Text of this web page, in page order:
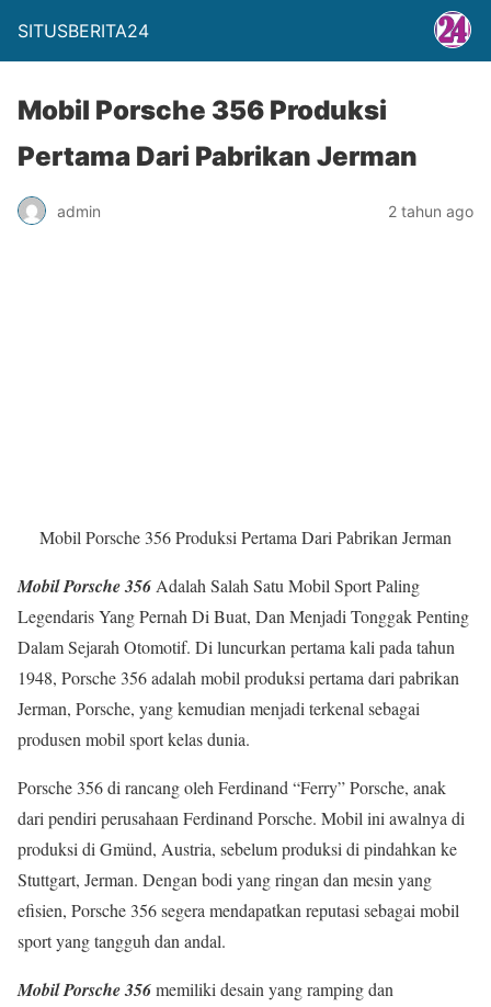
SITUSBERITA24
Mobil Porsche 356 Produksi
Pertama Dari Pabrikan Jerman
admin 2 tahun ago
Mobil Porsche 356 Produksi Pertama Dari Pabrikan Jerman
Mobil Porsche 356 Adalah Salah Satu Mobil Sport Paling
Legendaris Yang Pernah Di Buat, Dan Menjadi Tonggak Penting
Dalam Sejarah Otomotif. Di luncurkan pertama kali pada tahun
1948, Porsche 356 adalah mobil produksi pertama dari pabrikan
Jerman, Porsche, yang kemudian menjadi terkenal sebagai
produsen mobil sport kelas dunia.
Porsche 356 di rancang oleh Ferdinand “Ferry” Porsche, anak
dari pendiri perusahaan Ferdinand Porsche. Mobil ini awalnya di
produksi di Gmünd, Austria, sebelum produksi di pindahkan ke
Stuttgart, Jerman. Dengan bodi yang ringan dan mesin yang
efisien, Porsche 356 segera mendapatkan reputasi sebagai mobil
sport yang tangguh dan andal.
Mobil Porsche 356memiliki desain yang ramping dan